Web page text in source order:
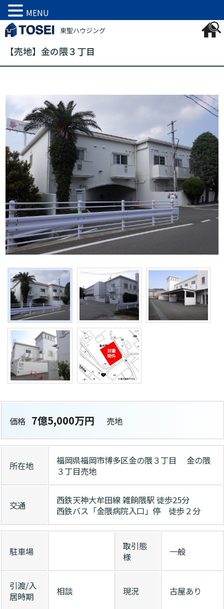
東聖ハウジング
【売地】金の隈３丁目
価格 7億5,000万円 売地
所在地
福岡県福岡市博多区金の隈３丁目 金の隈
３丁目売地
交通
西鉄天神大牟田線 雑餉隈駅 徒歩25分
西鉄バス「金隈病院入口」停 徒歩２分
駐車場
取引態
様
一般
引渡/入
居時期
相談 現況 古屋あり
MENU